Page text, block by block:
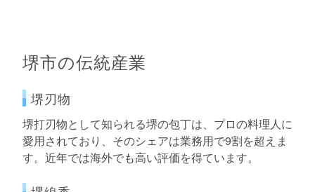
堺市の伝統産業
堺刃物
堺打刃物として知られる堺の包丁は、プロの料理人に
愛用されており、そのシェアは業務用で9割を超えま
す。近年では海外でも高い評価を得ています。